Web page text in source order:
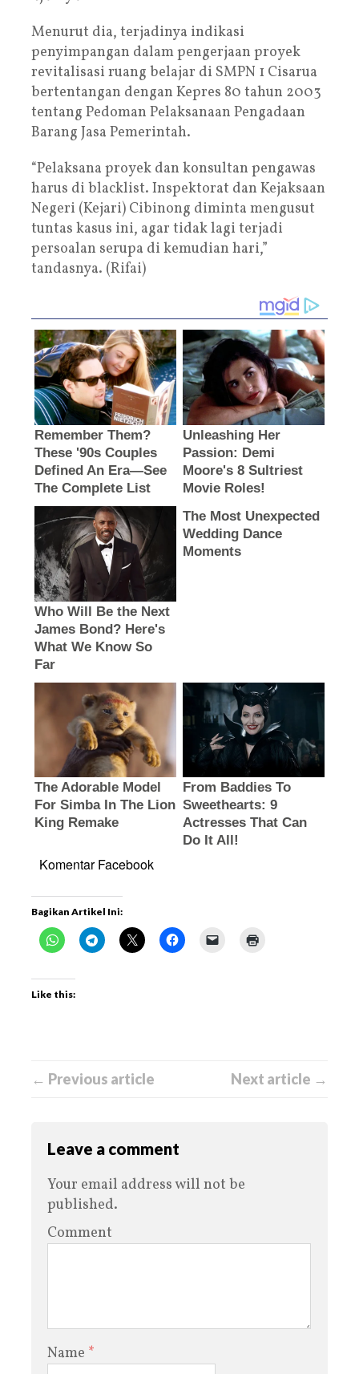
Menurut dia, terjadinya indikasi
penyimpangan dalam pengerjaan proyek
revitalisasi ruang belajar di SMPN 1 Cisarua
bertentangan dengan Kepres 80 tahun 2003
tentang Pedoman Pelaksanaan Pengadaan
Barang Jasa Pemerintah.
“Pelaksana proyek dan konsultan pengawas
harus di blacklist. Inspektorat dan Kejaksaan
Negeri (Kejari) Cibinong diminta mengusut
tuntas kasus ini, agar tidak lagi terjadi
persoalan serupa di kemudian hari,”
tandasnya. (Rifai)
Komentar Facebook
Bagikan Artikel Ini:
Like this:
← Previous article Next article →
Leave a comment
Your email address will not be
published.
Comment
Name *